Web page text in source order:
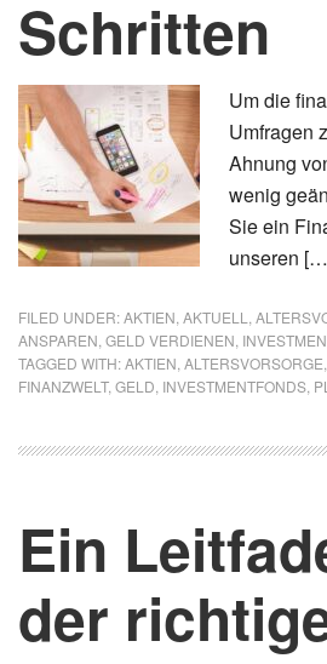
Schritten
Um die
Umfragen
Ahnung
wenig
Sie ein
unseren
FILED UNDER:AKTIEN AKTUELL
ANSPAREN GELD VERDIENEN
TAGGED WITH:AKTIEN ALTERSVORSORGE
FINANZWELT, GELD INVESTMENTFONDS
Ein
der